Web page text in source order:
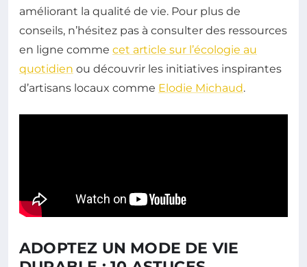
améliorant la qualité de vie. Pour plus de
conseils, n’hésitez pas à consulter des ressources
en ligne comme cet article sur l’écologie au
quotidien ou découvrir les initiatives inspirantes
d’artisans locaux comme Elodie Michaud.
ADOPTEZ UN MODE DE VIE